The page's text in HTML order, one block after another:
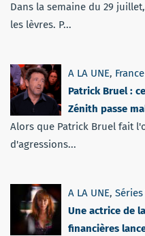
Dans la semaine du 29
les lèvres. P...
A LA UNE, France
Patrick Bruel :
Zénith passe
Alors que Patrick Bruel fait
d'agressions...
A LA UNE, Séries
Une actrice de
financières